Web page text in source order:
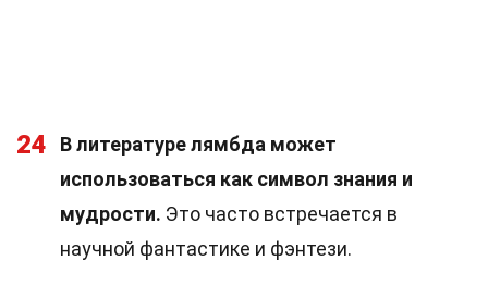
24
В литературе лямбда может
использоваться как символ знания и
мудрости. Это часто встречается в
научной фантастике и фэнтези.